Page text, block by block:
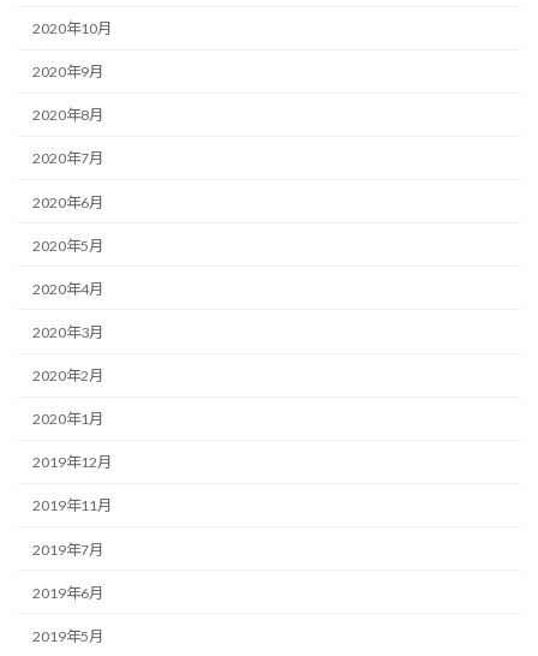
2020年10月
2020年9月
2020年8月
2020年7月
2020年6月
2020年5月
2020年4月
2020年3月
2020年2月
2020年1月
2019年12月
2019年11月
2019年7月
2019年6月
2019年5月